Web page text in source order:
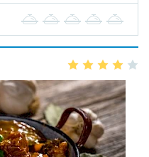
2 3 4
2 3 4